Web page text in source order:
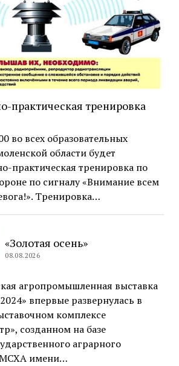
практическая тренировка
во всех образовательных
области будет
практическая тренировка по
по сигналу «Внимание всем
Тренировка…
«Золотая осень»
08.08.2026
агропромышленная выставка
впервые развернулась в
комплексе
созданном на базе
аграрного
МСХА имени…